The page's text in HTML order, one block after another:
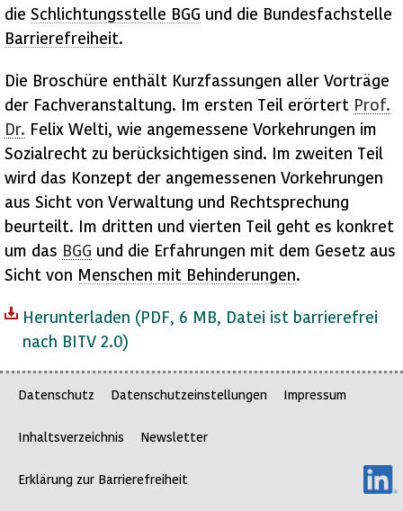
die Schlichtungsstelle BGG und die Bundesfachstelle
Barrierefreiheit.
Die Broschüre enthält Kurzfassungen aller Vorträge
der Fachveranstaltung. Im ersten Teil erörtert Prof.
Dr. Felix Welti, wie angemessene Vorkehrungen im
Sozialrecht zu berücksichtigen sind. Im zweiten Teil
wird das Konzept der angemessenen Vorkehrungen
aus Sicht von Verwaltung und Rechtsprechung
beurteilt. Im dritten und vierten Teil geht es konkret
um das BGG und die Erfahrungen mit dem Gesetz aus
Sicht von Menschen mit Behinderungen.
Herunterladen (PDF, 6 MB, Datei ist barrierefrei
nach BITV 2.0)
Datenschutz Datenschutzeinstellungen Impressum
Inhaltsverzeichnis Newsletter
Erklärung zur Barrierefreiheit